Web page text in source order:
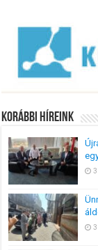
Korábbi Híreink